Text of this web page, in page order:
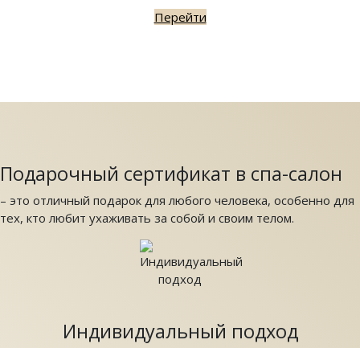
Перейти
Подарочный сертификат в спа-салон
– это отличный подарок для любого человека, особенно для
тех, кто любит ухаживать за собой и своим телом.
Индивидуальный подход